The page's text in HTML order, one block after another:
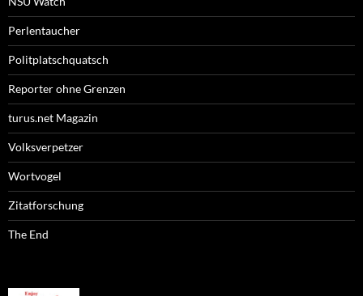
Perlentaucher
Politplatschquatsch
Reporter ohne Grenzen
turus.net Magazin
Volksverpetzer
Wortvogel
Zitatforschung
The End